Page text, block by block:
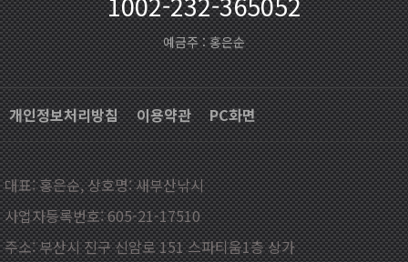
예금주 : 홍은순
개인정보처리방침 이용약관 PC화면
대표: 홍은순, 상호명: 새부산낚시
사업자등록번호: 605-21-17510
주소: 부산시 진구 신암로 151 스파티움1층 상가